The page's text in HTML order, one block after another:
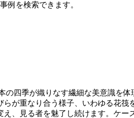
例を検索できます。
四季が織りなす繊細な美意識を
が重なり合う様子、いわゆる花筏
、見る者を魅了し続けます。ケ